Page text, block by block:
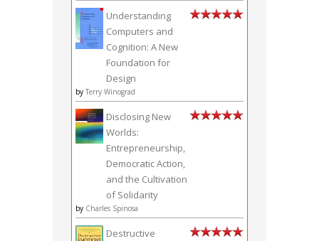
Understanding
Computers and
Cognition: A New
Foundation for
Design
by Terry Winograd
Disclosing New
Worlds:
Entrepreneurship,
Democratic Action,
and the Cultivation
of Solidarity
by Charles Spinosa
Destructive